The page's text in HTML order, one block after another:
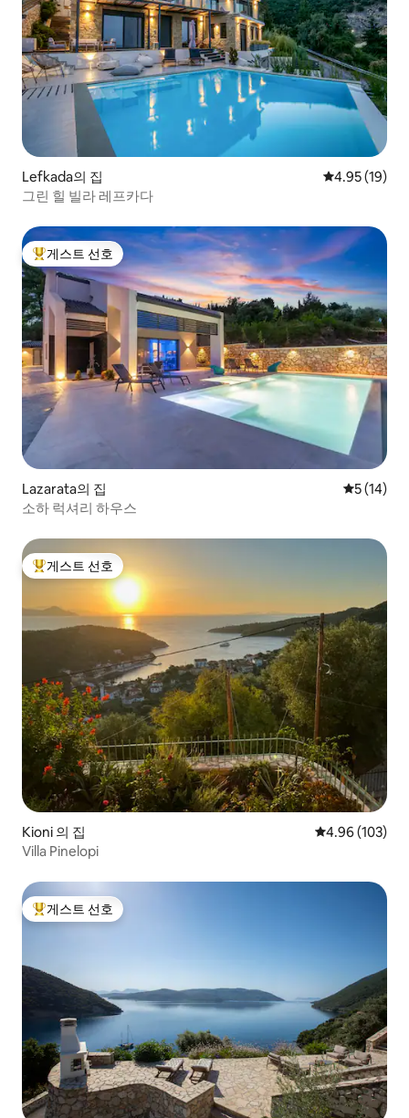
Lefkada의 집 평점 4.95점
4.95 (19)
그린 힐 빌라 레프카다
상위 게스트 선호
게스트 선호
Lazarata의 집 평점 5점
5 (14)
소하 럭셔리 하우스
상위 게스트 선호
게스트 선호
Kioni 의 집 평점 4.96점(5
4.96 (103)
Villa Pinelopi
상위 게스트 선호
게스트 선호